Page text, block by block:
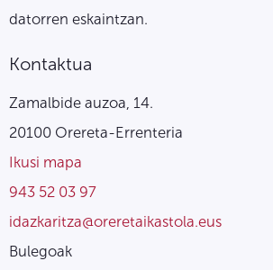
datorren eskaintzan.
Kontaktua
Zamalbide auzoa, 14.
20100 Orereta-Errenteria
Ikusi mapa
943 52 03 97
idazkaritza@oreretaikastola.eus
Bulegoak